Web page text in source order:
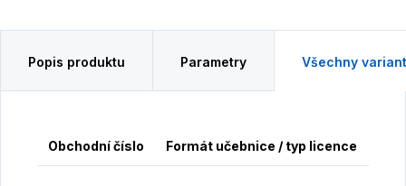
Popis produktu Parametry Všechny
Obchodní číslo Formát učebnice / typ licence